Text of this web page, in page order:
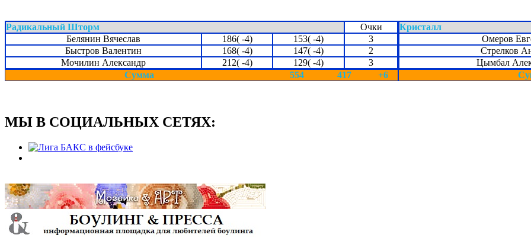
Радикальный Шторм
Очки
Белянин Вячеслав
186( -4) 153( -4)
3
Быстров Валентин
168( -4) 147( -4)
2
Мочилин Александр
212( -4) 129( -4) 3
Кристалл
Омеров
Стрелков
Цымбал
Сумма
554 417 +6
МЫ В СОЦИАЛЬНЫХ СЕТЯХ: